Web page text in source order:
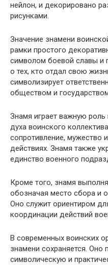
нейлон, и декорировано
рисунками.
Значение знамени
рамки простого
символом боевой славы и
о тех, кто отдал свою
символизирует
обществом и
Знамя играет важную
духа воинского
сопротивление, мужество
действиях. Знамя также
единство военного
Кроме того, знамя
обозначая место сбора и
Оно служит ориентиром
координации действий
В современных воинских
знамени сохраняется.
символическую и